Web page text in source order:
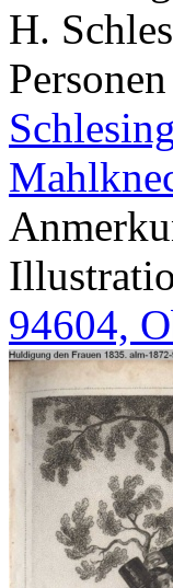
H.
Personen
94604,